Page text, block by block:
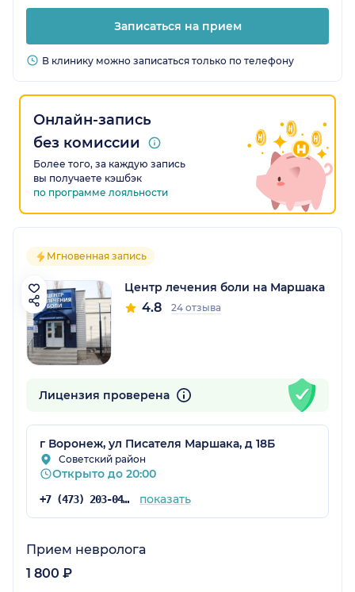
Записаться на прием
В клинику можно записаться только по телефону
Онлайн-запись
без комиссии
Более того, за каждую запись
вы получаете кэшбэк
по программе лояльности
Мгновенная запись
Центр лечения боли на Маршака
4.8 24 отзыва
Лицензия проверена
г Воронеж, ул Писателя Маршака, д 18Б
Советский район
Открыто до 20:00
+7 (473) 203-04-37 показать
Прием невролога
1 800 ₽